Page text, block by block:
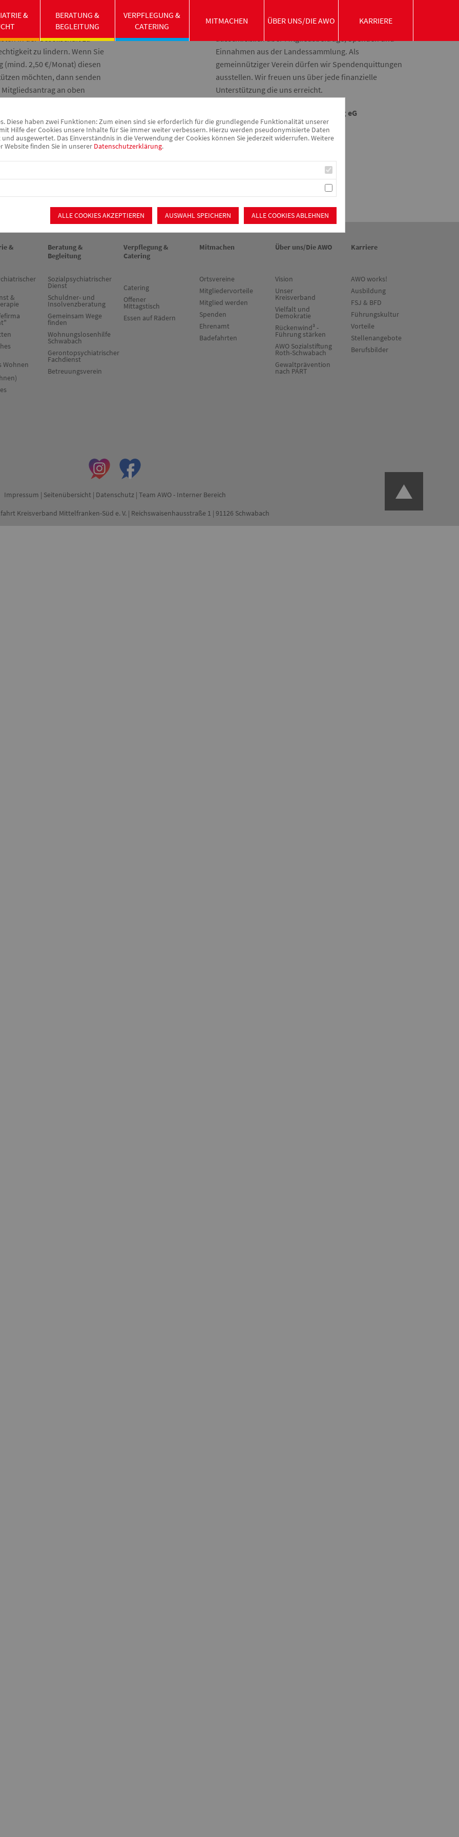
auf die Fahnen
in der Gesellschaft zu
zu lindern. Wenn Sie
(mind. 2,50 €/Monat) diesen
möchten, dann senden
an oben
Mitgliedschaft? Auch diese
gerne.
Der AWO Ortsverein Thalmässing finanziert sich
ausschließlich über Mitgliedsbeiträge, Spenden und
Einnahmen aus der Landessammlung. Als
gemeinnütziger Verein dürfen wir Spendenquittungen
ausstellen. Wir freuen uns über jede finanzielle
Unterstützung die uns erreicht.
Raiffeisenbank Greding-Thalmässing eG
IBAN: DE30 7606 9462 0003 2289 83
BIC: BYLADEM1SRS
&
&
Wohnen
Beratung &
Begleitung
Sozialpsychiatrischer
Dienst
Schuldner- und
Insolvenzberatung
Gemeinsam Wege
finden
Wohnungslosenhilfe
Schwabach
Gerontopsychiatrischer
Fachdienst
Betreuungsverein
Verpflegung &
Catering
Catering
Offener
Mittagstisch
Essen auf Rädern
Mitmachen
Ortsvereine
Mitgliedervorteile
Mitglied werden
Spenden
Ehrenamt
Badefahrten
Über uns/Die AWO
Vision
Unser
Kreisverband
Vielfalt und
Demokratie
Rückenwind³ -
Führung stärken
AWO Sozialstiftung
Roth-Schwabach
Gewaltprävention
nach PART
Karriere
AWO works!
Ausbildung
FSJ & BFD
Führungskultur
Vorteile
Stellenangebote
Berufsbilder
Impressum | Seitenübersicht| Datenschutz| Team AWO - Interner Bereich
Kreisverband Mittelfranken-Süd e. V. | Reichswaisenhausstraße 1 | 91126 Schwabach
&
BERATUNG &
BEGLEITUNG
VERPFLEGUNG &
CATERING
MITMACHEN ÜBER UNS/DIE AWO KARRIERE
Diese haben zwei Funktionen: Zum einen sind sie erforderlich für die grundlegende Funktionalität unserer
Hilfe der Cookies unsere Inhalte für Sie immer weiter verbessern. Hierzu werden pseudonymisierte Daten
ausgewertet. Das Einverständnis in die Verwendung der Cookies können Sie jederzeit widerrufen. Weitere
Website finden Sie in unserer Datenschutzerklärung.
ALLE COOKIES ABLEHNEN
AUSWAHL SPEICHERN
ALLE COOKIES AKZEPTIEREN